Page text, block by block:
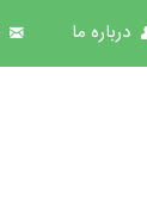
درباره ما